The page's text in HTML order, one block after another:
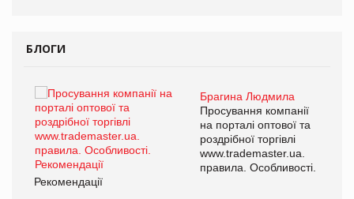
БЛОГИ
Брагина Людмила
Просування компанії
на порталі оптової та
роздрібної торгівлі
www.trademaster.ua.
правила. Особливості.
Рекомендації